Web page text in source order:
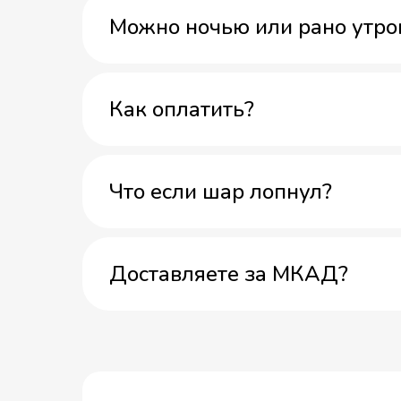
Можно ночью или рано
Как оплатить?
Что если шар лопнул?
Доставляете за МКАД?